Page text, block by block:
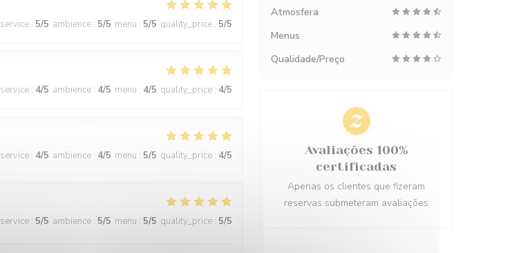
service : 5/5 ambience : 5/5 menu : 5/5 quality_price : 5/5
service : 4/5 ambience : 4/5 menu : 4/5 quality_price : 4/5
service : 4/5 ambience : 4/5 menu : 5/5 quality_price : 4/5
service : 5/5 ambience : 5/5 menu : 5/5 quality_price : 5/5
Atmosfera
Menus
Qualidade/Preço
Avaliações 100%
certificadas
Apenas os clientes que fizeram
reservas submeteram avaliações